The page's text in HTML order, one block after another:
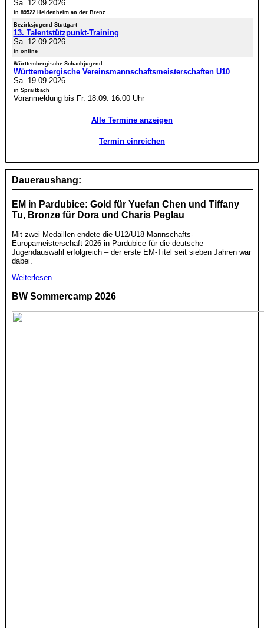
Sa. 12.09.2026
in 89522 Heidenheim an der Brenz
Bezirksjugend Stuttgart
13. Talentstützpunkt-Training
Sa. 12.09.2026
in online
Württembergische Schachjugend
Württembergische Vereinsmannschaftsmeisterschaften U10
Sa. 19.09.2026
in Spraitbach
Voranmeldung bis Fr. 18.09. 16:00 Uhr
Alle Termine anzeigen
Termin einreichen
Daueraushang:
EM in Pardubice: Gold für Yuefan Chen und Tiffany
Tu, Bronze für Dora und Charis Peglau
Mit zwei Medaillen endete die U12/U18-Mannschafts-
Europameisterschaft 2026 in Pardubice für die deutsche
Jugendauswahl erfolgreich – der erste EM-Titel seit sieben Jahren war
dabei.
Weiterlesen …
BW Sommercamp 2026